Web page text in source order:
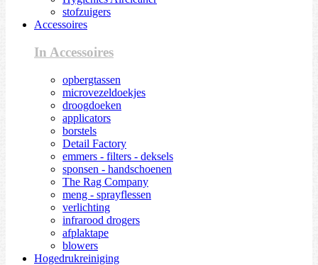
stofzuigers
Accessoires
In Accessoires
opbergtassen
microvezeldoekjes
droogdoeken
applicators
borstels
Detail Factory
emmers - filters - deksels
sponsen - handschoenen
The Rag Company
meng - sprayflessen
verlichting
infrarood drogers
afplaktape
blowers
Hogedrukreiniging